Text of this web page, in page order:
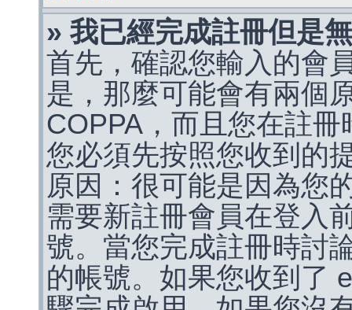
» 我已經完成註冊但是
首先，確認您輸入的會
是，那麼可能會有兩個
COPPA，而且您在註
您必須先按照您收到的
原因：很可能是因為您
需要新註冊會員在登入
號。當您完成註冊時討
的帳號。如果您收到了